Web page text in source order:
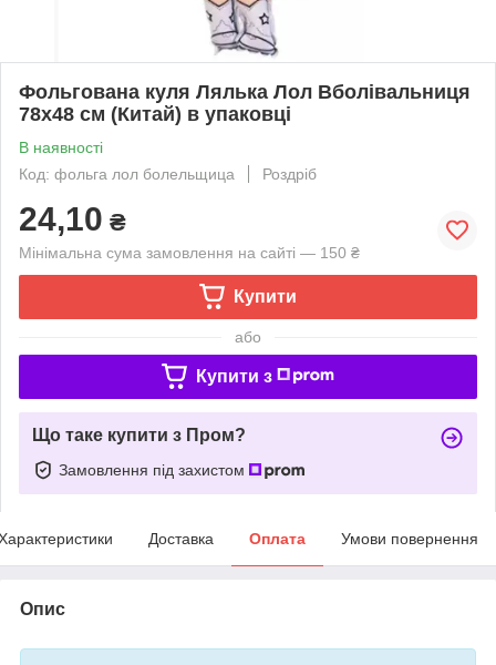
Фольгована куля Лялька Лол Вболівальниця
78х48 см (Китай) в упаковці
В наявності
Код: фольга лол болельщица
Роздріб
24,10 ₴
Мінімальна сума замовлення на сайті — 150 ₴
Купити
або
Купити з
Що таке купити з Пром?
Замовлення під захистом
Доставка Оплата Умови повернення
Опис